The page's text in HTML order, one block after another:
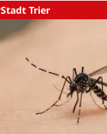
Stadt Trier